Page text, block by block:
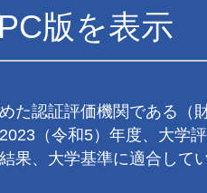
PC版を表示
た認証評価機関である（
（令和5）年度、大学
果、大学基準に適合して